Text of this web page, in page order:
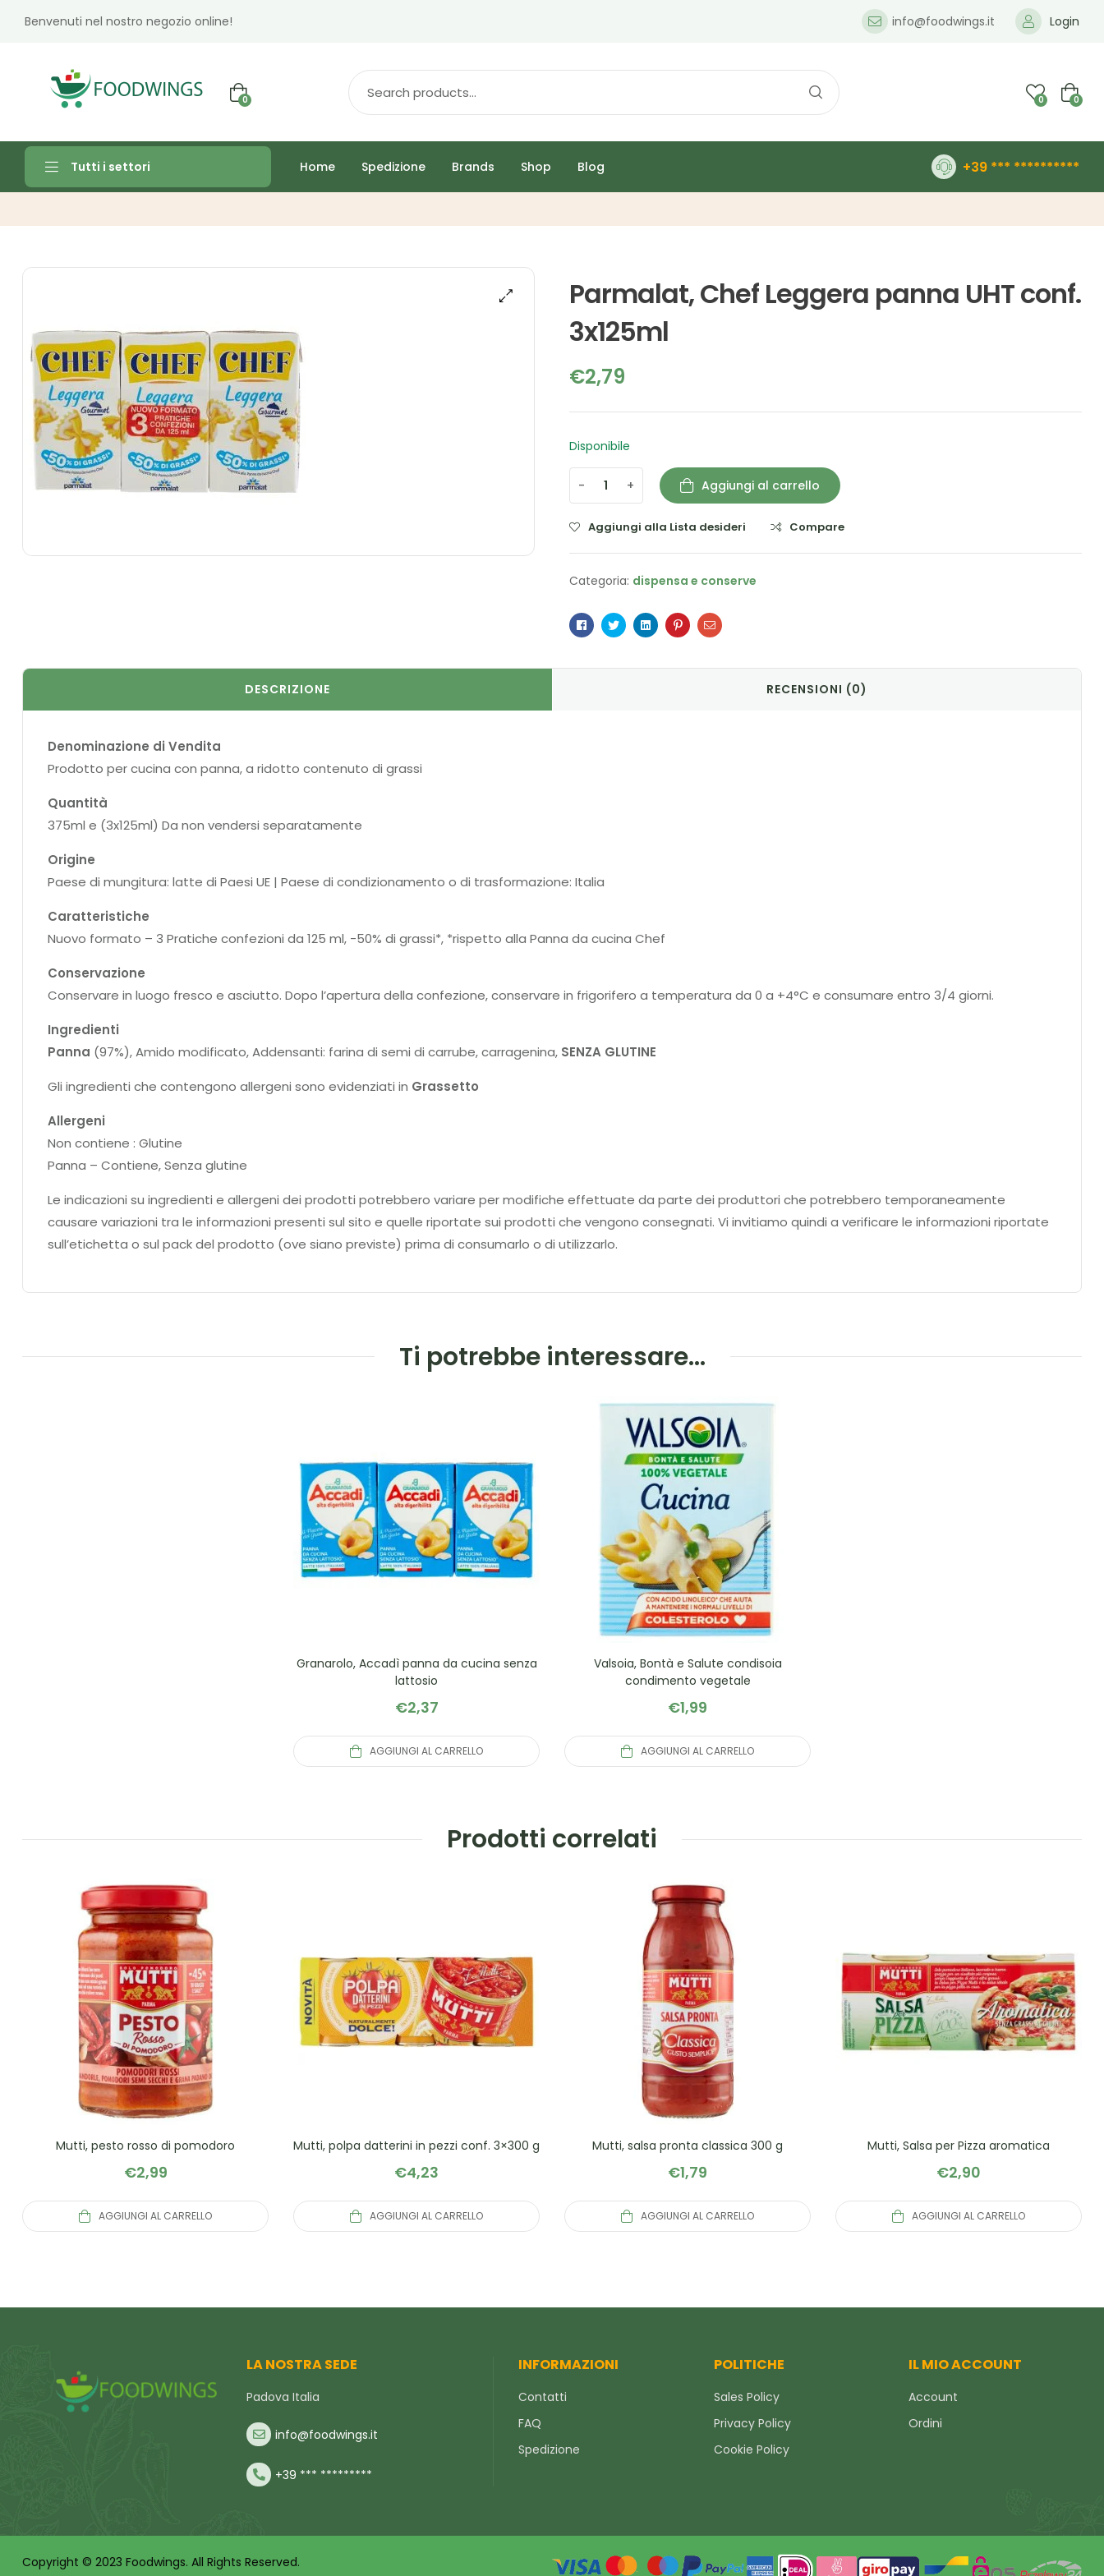
Benvenuti nel nostro negozio online! info@foodwings.it Login
0 0 0
Tutti i settori Home Spedizione Brands Shop Blog +39 *** **********
Parmalat, Chef Leggera panna UHT conf.
3x125ml
€2,79
Disponibile
- + Aggiungi al carrello
Aggiungi alla Lista desideri Compare
Categoria: dispensa e conserve
Facebook
TwitterLinkedinPinterestEmail
DESCRIZIONE RECENSIONI (0)
Denominazione di Vendita
Prodotto per cucina con panna, a ridotto contenuto di grassi
Quantità
375ml e (3x125ml) Da non vendersi separatamente
Origine
Paese di mungitura: latte di Paesi UE | Paese di condizionamento o di trasformazione: Italia
Caratteristiche
Nuovo formato – 3 Pratiche confezioni da 125 ml, -50% di grassi*, *rispetto alla Panna da cucina Chef
Conservazione
Conservare in luogo fresco e asciutto. Dopo l’apertura della confezione, conservare in frigorifero a temperatura da 0 a +4°C e consumare entro 3/4 giorni.
Ingredienti
Panna (97%), Amido modificato, Addensanti: farina di semi di carrube, carragenina, SENZA GLUTINE
Gli ingredienti che contengono allergeni sono evidenziati in Grassetto
Allergeni
Non contiene : Glutine
Panna – Contiene, Senza glutine
Le indicazioni su ingredienti e allergeni dei prodotti potrebbero variare per modifiche effettuate da parte dei produttori che potrebbero temporaneamente
causare variazioni tra le informazioni presenti sul sito e quelle riportate sui prodotti che vengono consegnati. Vi invitiamo quindi a verificare le informazioni riportate
sull’etichetta o sul pack del prodotto (ove siano previste) prima di consumarlo o di utilizzarlo.
Ti potrebbe interessare…
Granarolo, Accadì panna da cucina senza
lattosio
€2,37
AGGIUNGI AL CARRELLO
Valsoia, Bontà e Salute condisoia
condimento vegetale
€1,99
AGGIUNGI AL CARRELLO
Prodotti correlati
Mutti, pesto rosso di pomodoro
€2,99
AGGIUNGI AL CARRELLO
Mutti, polpa datterini in pezzi conf. 3×300 g
€4,23
AGGIUNGI AL CARRELLO
Mutti, salsa pronta classica 300 g
€1,79
AGGIUNGI AL CARRELLO
Mutti, Salsa per Pizza aromatica
€2,90
AGGIUNGI AL CARRELLO
LA NOSTRA SEDE
Padova Italia
info@foodwings.it
+39 *** *********
INFORMAZIONI
Contatti
FAQ
Spedizione
POLITICHE
Sales Policy
Privacy Policy
Cookie Policy
IL MIO ACCOUNT
Account
Ordini
Copyright © 2023 Foodwings. All Rights Reserved.